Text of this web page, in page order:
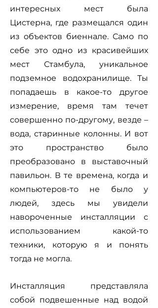
интересных мест была
Цистерна, где размещался один
из объектов биеннале. Само по
себе это одно из красивейших
мест Стамбула, уникальное
подземное водохранилище. Ты
попадаешь в какое-то другое
измерение, время там течет
совершенно по-другому, везде –
вода, старинные колонны. И вот
это пространство было
преобразовано в выставочный
павильон. В те времена, когда и
компьютеров-то не было у
людей, здесь мы увидели
навороченные инсталляции с
использованием какой-то
техники, которую я и понять
тогда не могла.
Инсталляция представляла
собой подвешенные над водой